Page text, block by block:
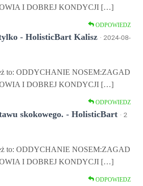
I DOBREJ KONDYCJI […]
ODPOWIEDZ
- HolisticBart Kalisz · 2024-08-
to: ODDYCHANIE NOSEM:ZAGAD
I DOBREJ KONDYCJI […]
ODPOWIEDZ
skokowego. - HolisticBart · 2
to: ODDYCHANIE NOSEM:ZAGAD
I DOBREJ KONDYCJI […]
ODPOWIEDZ